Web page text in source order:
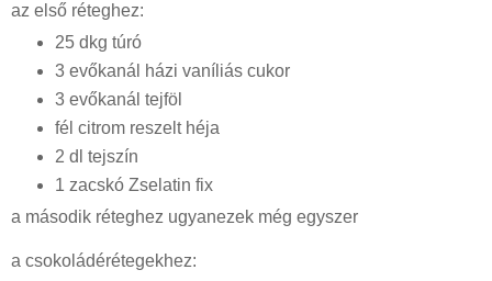
az első réteghez:
25 dkg túró
3 evőkanál házi vaníliás cukor
3 evőkanál tejföl
fél citrom reszelt héja
2 dl tejszín
1 zacskó Zselatin fix
a második réteghez ugyanezek még egyszer
a csokoládérétegekhez: